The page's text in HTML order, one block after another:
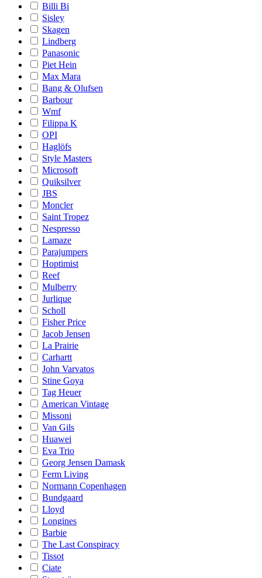
Billi Bi
Sisley
Skagen
Lindberg
Panasonic
Piet Hein
Max Mara
Bang & Olufsen
Barbour
Wmf
Filippa K
OPI
Haglöfs
Style Masters
Microsoft
Quiksilver
JBS
Moncler
Saint Tropez
Nespresso
Lamaze
Parajumpers
Hoptimist
Reef
Mulberry
Jurlique
Scholl
Fisher Price
Jacob Jensen
La Prairie
Carhartt
John Varvatos
Stine Goya
Tag Heuer
American Vintage
Missoni
Van Gils
Huawei
Eva Trio
Georg Jensen Damask
Ferm Living
Normann Copenhagen
Bundgaard
Lloyd
Longines
Barbie
The Last Conspiracy
Tissot
Ciate